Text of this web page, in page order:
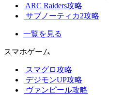
ARC Raiders攻略
サブノーティカ2攻略
一覧を見る
スマホゲーム
スマグロ攻略
デジモンUP攻略
ヴァンピール攻略